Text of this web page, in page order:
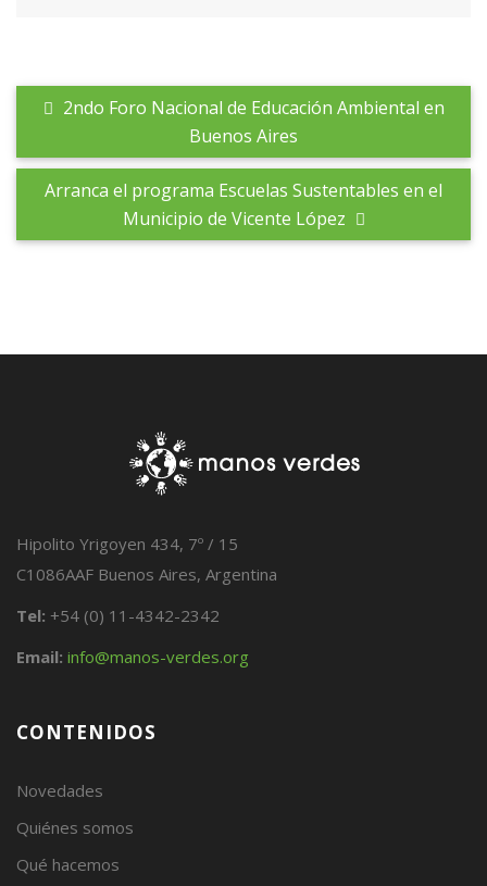
2ndo Foro Nacional de Educación Ambiental en
Buenos Aires
Arranca el programa Escuelas Sustentables en el
Municipio de Vicente López
Hipolito Yrigoyen 434, 7º / 15
C1086AAF Buenos Aires, Argentina
Tel: +54 (0) 11-4342-2342
Email: info@manos-verdes.org
CONTENIDOS
Novedades
Quiénes somos
Qué hacemos